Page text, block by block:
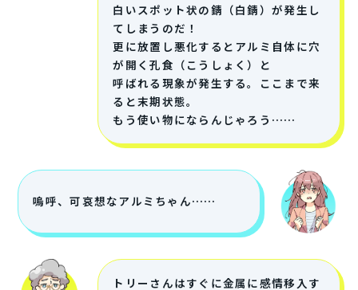
白いスポット状の錆（白錆）が発生し
てしまうのだ！
更に放置し悪化するとアルミ自体に穴
が開く孔食（こうしょく）と
呼ばれる現象が発生する。ここまで来
ると末期状態。
もう使い物にならんじゃろう……
嗚呼、可哀想なアルミちゃん……
トリーさんはすぐに金属に感情移入す